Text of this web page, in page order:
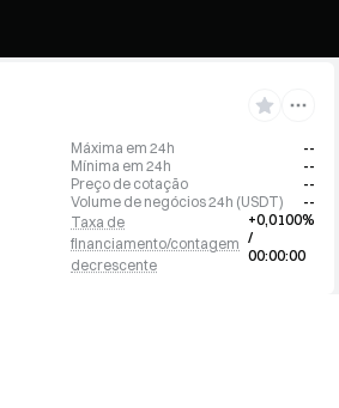
Máxima em 24h
--
Mínima em 24h
--
Preço de cotação
--
Volume de negócios 24h (USDT)
--
Taxa de
financiamento/contagem
decrescente
+0,0100%
/
00:00:00